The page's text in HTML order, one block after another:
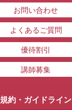
お問い合わせ
よくあるご質問
優待割引
講師募集
規約・ガイドライン